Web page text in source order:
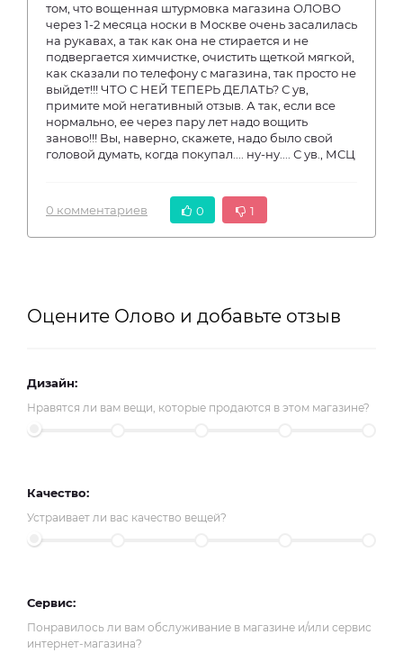
том, что вощенная штурмовка магазина ОЛОВО
через 1-2 месяца носки в Москве очень засалилась
на рукавах, а так как она не стирается и не
подвергается химчистке, очистить щеткой мягкой,
как сказали по телефону с магазина, так просто не
выйдет!!! ЧТО С НЕЙ ТЕПЕРЬ ДЕЛАТЬ? С ув,
примите мой негативный отзыв. А так, если все
нормально, ее через пару лет надо вощить
заново!!! Вы, наверно, скажете, надо было свой
головой думать, когда покупал.... ну-ну.... С ув., МСЦ
0 комментариев 0 1
Оцените Олово и добавьте отзыв
Дизайн:
Нравятся ли вам вещи, которые продаются в этом магазине?
Качество:
Устраивает ли вас качество вещей?
Сервис:
Понравилось ли вам обслуживание в магазине и/или сервис
интернет-магазина?